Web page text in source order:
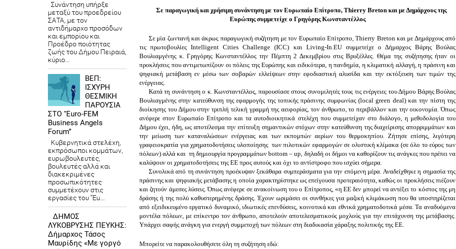
Σε παραγωγική και χρήσιμη συνάντηση με τον Ευρωπαίο Επίτροπο, Thierry Breton και με Δημάρχους της
Ευρώπης συμμετείχε ο Γρηγόρης Κωνσταντέλλος
Σε μία ζωντανή και άκρως παραγωγική συζήτηση με τον Ευρωπαίο Επίτροπο, Thierry Breton και με Δημάρχους από
τις πρωτοβουλίες Intelligent Cities Challenge (ICC) και Living-In.EU συμμετείχε ο Δήμαρχος Βάρης Βούλας
Βουλιαμγένης κ. Γρηγόρης Κωνσταντέλλος την Πέμπτη 2 Δεκεμβρίου στις Βρυξέλλες. Θέμα της συζήτησης ήταν οι
προκλήσεις που αντιμετωπίζουν οι πόλεις της Ευρώπης και ειδικότερα, η πανδημία, η κλιματική αλλαγή, η πράσινη και
ψηφιακή μετάβαση εν μέσω των σοβαρών ελλείψεων στην εφοδιαστική αλυσίδα και την εκτόξευση των τιμών της
ενέργειας.
Κατά τη συνάντηση ο κ. Κωνσταντέλλος, παρουσίασε στους συνομιλητές τους τις ενέργειες του Δήμου Βάρης Βούλας
Βουλιαγμένης στην κατεύθυνση της εφαρμογής της τοπικής πράσινης συμφωνίας (local green deal) και την πίστη της
διοίκησης του Δήμου στην τριπλή τελική γραμμή της αειφορίας, τον άνθρωπο, το περιβάλλον και την οικονομία. Όπως
ανέφερε στον Ευρωπαίο Επίτροπο και τα αυτοδιοικητικά στελέχη που συμμετείχαν στο διάλογο, η μεθοδολογία του
Δήμου έχει, ήδη, ως αποτέλεσμα την επίτευξη σημαντικών στόχων στην κατεύθυνση της διαχείρισης απορριμμάτων και
την μείωση των καταναλώσεων ενέργειας και των εκπομπών αερίων του θερμοκηπίου. Ζήτησε επίσης, λιγότερη
γραφειοκρατία για χρηματοδοτήσεις υλοποίησης  των πιλοτικών εφαρμογών σε ολιστική κλίμακα (σε όλο το εύρος των
πόλεων) αλλά και  τη δημιουργία προγραμμάτων bottom – up, δηλαδή οι δήμοι να καθορίζουν τις ανάγκες που πρέπει να
καλύψουν οι χρηματοδοτήσεις της ΕΕ προς αυτούς και όχι το αντίστροφο που ισχύει σήμερα.
Συνολικά από τη συνάντηση προέκυψαν ξεκάθαρα συμπεράσματα για την επόμενη μέρα. Αναδείχθηκε η σημασία της
πράσινης και ψηφιακής μετάβασης η οποία χαρακτηρίστηκε ως επείγουσα προτεραιότητα, καθώς οι προκλήσεις πιέζουν
και ζητούν άμεσες λύσεις. Όπως ανέφερε σε ανακοίνωση του ο Επίτροπος, «η ΕΕ δεν μπορεί να αντέξει το κόστος της μη
δράσης ή της πολύ καθυστερημένης δράσης. Έχουν ωριμάσει οι συνθήκες για μαζική κλιμάκωση που θα υποστηρίζεται
από εξειδικευμένο εργατικό δυναμικό, ιδιωτικές επενδύσεις, κοινοτικά και εθνικά χρηματοδοτικά μέσα. Τα αναδυόμενα
μοντέλα πόλεων, με επίκεντρο τον άνθρωπο, αποτελούν αποτελεσματικούς μοχλούς για την επιτάχυνση της μετάβασης.
Υπάρχει σαφής ανάγκη για ενεργή συμμετοχή των πόλεων στη διαδικασία χάραξης πολιτικής της ΕΕ.
Μπορείτε να παρακολουθήσετε όλη τη συζήτηση εδώ:
Συνάντηση υπήρξε
μεταξύ του προεδρείου
ΣΑΤΑ, με τον
αντιδήμαρχο προσόδων
και εμπορίου και
Προέδρο ποιότητας
ζωής του Δήμου Πειραιά,
κύριο...
ΒΕΠ:
ΙΣΧΥΡΗ
ΘΕΣΜΙΚΗ
ΠΑΡΟΥΣΙΑ
ΣΤΟ “Euro-FEM
Business Angels
Forum”
Κυβερνητικά στελέχη,
εκπρόσωποι κομμάτων,
ευρωβουλευτές,
βουλευτές αλλά και
διακεκριμένες
προσωπικότητες
συμμετέχουν στις
εργασίες του “Eu...
ΔΗΜΟΣ
ΛΥΚΟΒΡΥΣΗΣ ΠΕΥΚΗΣ:
Δήμαρχος Τάσος
Μαυρίδης «Με γοργό